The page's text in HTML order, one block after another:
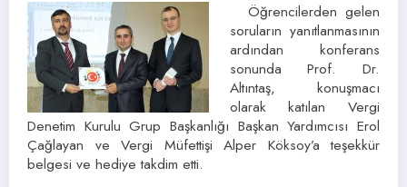
Öğrencilerden gelen
soruların yanıtlanmasının
ardından konferans
sonunda Prof. Dr.
Altıntaş, konuşmacı
olarak katılan Vergi
Denetim Kurulu Grup Başkanlığı Başkan Yardımcısı Erol
Çağlayan ve Vergi Müfettişi Alper Köksoy’a teşekkür
belgesi ve hediye takdim etti.